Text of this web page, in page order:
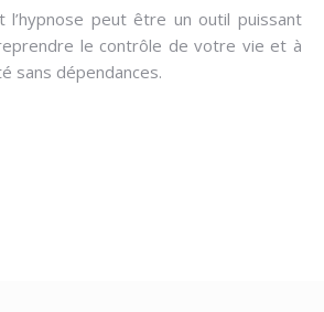
l’hypnose peut être un outil puissant
le contrôle de votre vie et à
sans dépendances.